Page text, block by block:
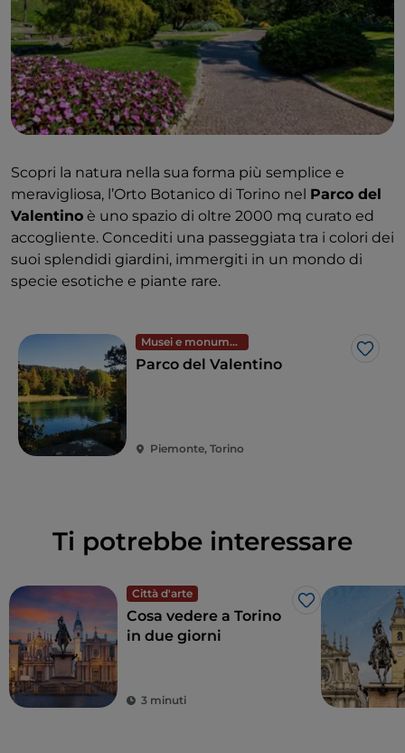
Scopri la natura nella sua forma più semplice e
meravigliosa, l’Orto Botanico di Torino nel Parco del
Valentino è uno spazio di oltre 2000 mq curato ed
accogliente. Concediti una passeggiata tra i colori dei
suoi splendidi giardini, immergiti in un mondo di
specie esotiche e piante rare.
Musei e monumenti
Like
Parco del Valentino
Piemonte, Torino
Ti potrebbe interessare
Città d'arte
Like
Cosa vedere a Torino
in due giorni
3 minuti